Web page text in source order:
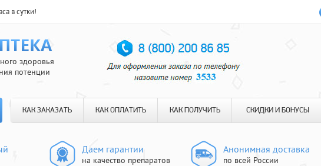
в сутки!
здоровья
потенции
КАК ЗАКАЗАТЬ КАК ОПЛАТИТЬ КАК ПОЛУЧИТЬ СКИДКИ И БОНУСЫ
Даем гарантии
на качество препаратов
Анонимная доставка
по всей России